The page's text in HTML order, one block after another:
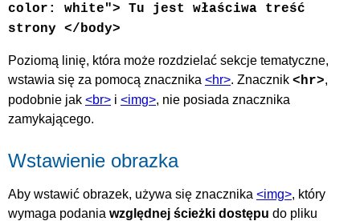
color: white"> Tu jest właściwa treść
strony </body>
Poziomą linię, która może rozdzielać sekcje tematyczne,
wstawia się za pomocą znacznika <hr>. Znacznik <hr>,
podobnie jak <br> i <img>, nie posiada znacznika
zamykającego.
Wstawienie obrazka
Aby wstawić obrazek, używa się znacznika <img>, który
wymaga podania względnej ścieżki dostępu do pliku